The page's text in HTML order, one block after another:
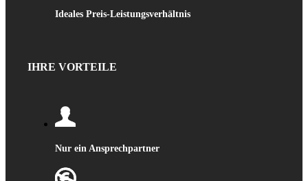
Ideales Preis-Leistungsverhältnis
IHRE VORTEILE
Nur ein Ansprechpartner